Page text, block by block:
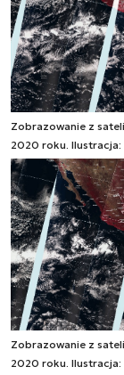
Zobrazowanie z
2020 roku. Ilustracja:
Zobrazowanie z
2020 roku. Ilustracja: